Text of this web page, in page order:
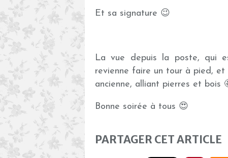
Et sa signature 😉
La vue depuis la poste, qui
revienne faire un tour à pied, et
ancienne, alliant pierres et bois
Bonne soirée à tous 😍
PARTAGER CET ARTICLE